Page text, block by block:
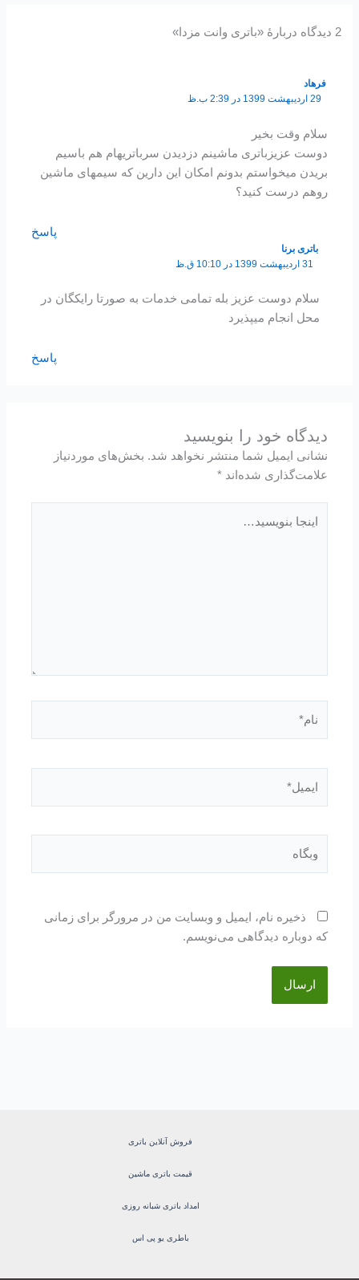
2 دیدگاه دربارهٔ «باتری وانت مزدا»
فرهاد
29 اردیبهشت 1399 در 2:39 ب.ظ
سلام وقت بخیر
دوست عزیزباتری ماشینم دزدیدن سرباتریهام هم باسیم
بریدن میخواستم بدونم امکان این دارین که سیمهای ماشین
روهم درست کنید؟
پاسخ
باتری برنا
31 اردیبهشت 1399 در 10:10 ق.ظ
سلام دوست عزیز بله تمامی خدمات به صورتا رایکگان در
محل انجام میپذیرد
پاسخ
دیدگاه‌ خود را بنویسید
نشانی ایمیل شما منتشر نخواهد شد. بخش‌های موردنیاز
علامت‌گذاری شده‌اند*
بنویسید…
ذخیره نام، ایمیل و وبسایت من در مرورگر برای زمانی
که دوباره دیدگاهی می‌نویسم.
فروش آنلاین باتری
قیمت باتری ماشین
امداد باتری شبانه روزی
باطری یو پی اس